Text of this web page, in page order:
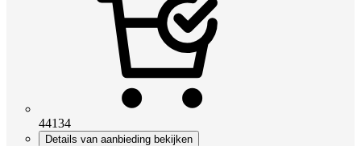
44134
Details van aanbieding bekijken